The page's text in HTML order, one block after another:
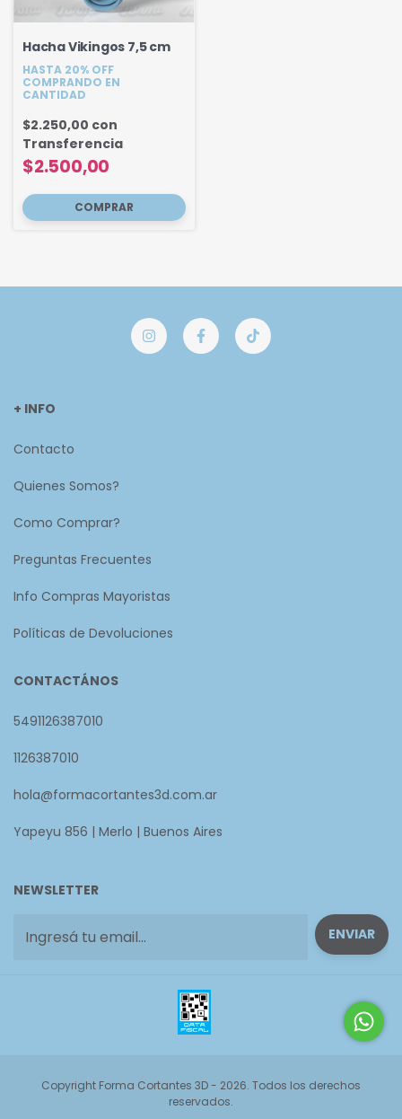
Hacha Vikingos 7,5 cm
HASTA 20% OFF
COMPRANDO EN
CANTIDAD
$2.500,00
$2.250,00 con
Transferencia
+ INFO
Contacto
Quienes Somos?
Como Comprar?
Preguntas Frecuentes
Info Compras Mayoristas
Políticas de Devoluciones
CONTACTÁNOS
5491126387010
1126387010
hola@formacortantes3d.com.ar
Yapeyu 856 | Merlo | Buenos Aires
NEWSLETTER
Copyright Forma Cortantes 3D - 2026. Todos los derechos
reservados.